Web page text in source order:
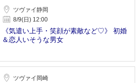
ツヴァイ静岡
8/9(日) 12:00
《気遣い上手・笑顔が素敵など♡》 初婚
＆恋人いそうな男女
ツヴァイ岡崎